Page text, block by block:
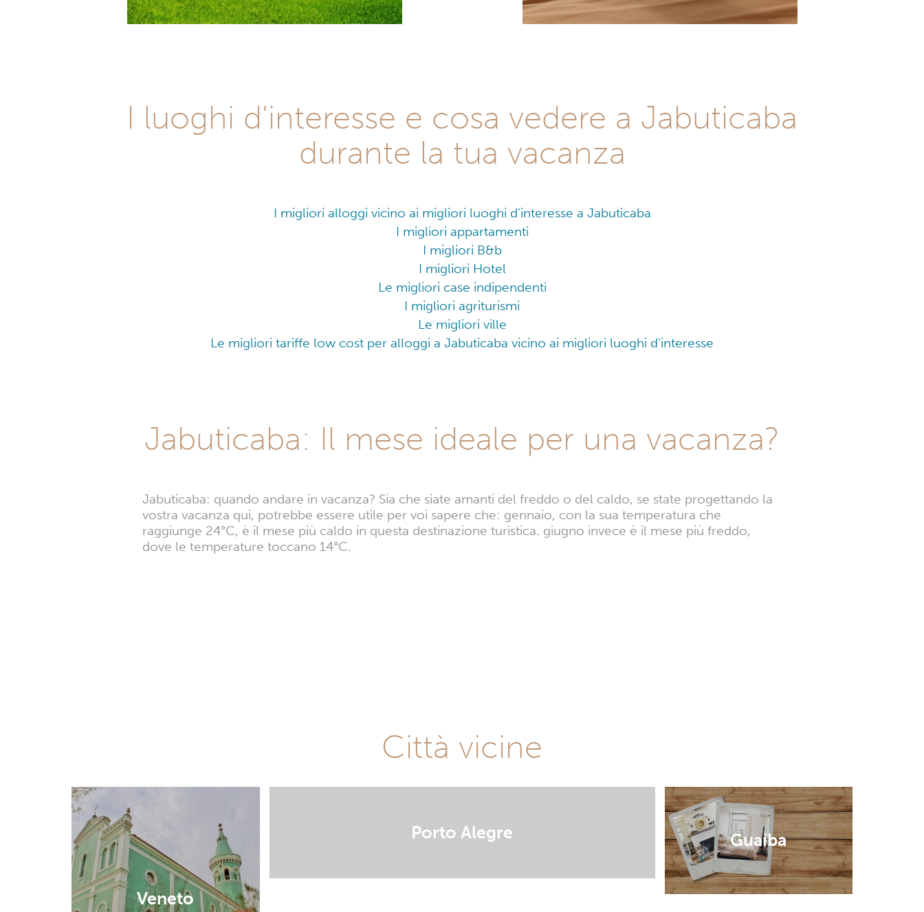
I luoghi d'interesse e cosa vedere a Jabuticaba
durante la tua vacanza
I migliori alloggi vicino ai migliori luoghi d'interesse a Jabuticaba
I migliori appartamenti
I migliori B&b
I migliori Hotel
Le migliori case indipendenti
I migliori agriturismi
Le migliori ville
Le migliori tariffe low cost per alloggi a Jabuticaba vicino ai migliori luoghi d'interesse
Jabuticaba: Il mese ideale per una vacanza?
Jabuticaba: quando andare in vacanza? Sia che siate amanti del freddo o del caldo, se state progettando la
vostra vacanza qui, potrebbe essere utile per voi sapere che: gennaio, con la sua temperatura che
raggiunge 24°C, è il mese più caldo in questa destinazione turistica. giugno invece è il mese più freddo,
dove le temperature toccano 14°C.
Città vicine
Veneto
Guaíba